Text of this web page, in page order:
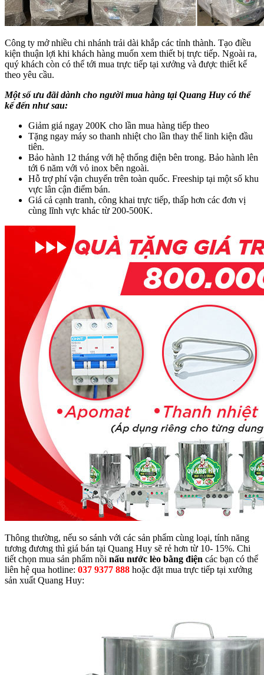
Công ty mở nhiều chi nhánh trải dài khắp các tỉnh thành. Tạo điều
kiện thuận lợi khi khách hàng muốn xem thiết bị trực tiếp. Ngoài ra,
quý khách còn có thể tới mua trực tiếp tại xưởng và được thiết kế
theo yêu cầu.
Một số ưu đãi dành cho người mua hàng tại Quang Huy có thể
kể đến như sau:
Giảm giá ngay 200K cho lần mua hàng tiếp theo
Tặng ngay máy so thanh nhiệt cho lần thay thế linh kiện đầu
tiên.
Bảo hành 12 tháng với hệ thống điện bên trong. Bảo hành lên
tới 6 năm với vỏ inox bên ngoài.
Hỗ trợ phí vận chuyển trên toàn quốc. Freeship tại một số khu
vực lân cận điểm bán.
Giá cả cạnh tranh, công khai trực tiếp, thấp hơn các đơn vị
cùng lĩnh vực khác từ 200-500K.
Thông thường, nếu so sánh với các sản phẩm cùng loại, tính năng
tương đương thì giá bán tại Quang Huy sẽ rẻ hơn từ 10- 15%. Chi
tiết chọn mua sản phẩm nồi nấu nước lèo bằng điện các bạn có thể
liên hệ qua hotline: 037 9377 888 hoặc đặt mua trực tiếp tại xưởng
sản xuất Quang Huy: